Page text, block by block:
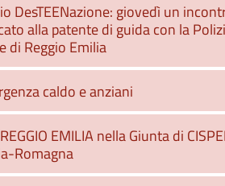
DesTEENazione: giovedì un
alla patente di guida con la
di Reggio Emilia
caldo e anziani
EMILIA nella Giunta di
Romagna